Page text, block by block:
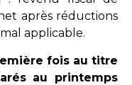
après réductions
applicable.
fois au titre
au printemps